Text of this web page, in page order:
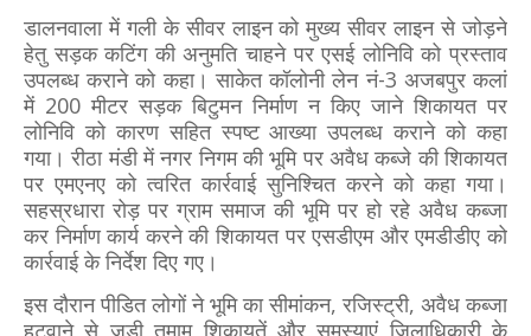
डालनवाला में गली के सीवर लाइन को मुख्य सीवर लाइन से जोड़ने
हेतु सड़क कटिंग की अनुमति चाहने पर एसई लोनिवि को प्रस्ताव
उपलब्ध कराने को कहा। साकेत कॉलोनी लेन नं-3 अजबपुर कलां
में 200 मीटर सड़क बिटुमन निर्माण न किए जाने शिकायत पर
लोनिवि को कारण सहित स्पष्ट आख्या उपलब्ध कराने को कहा
गया। रीठा मंडी में नगर निगम की भूमि पर अवैध कब्जे की शिकायत
पर एमएनए को त्वरित कार्रवाई सुनिश्चित करने को कहा गया।
सहस्रधारा रोड़ पर ग्राम समाज की भूमि पर हो रहे अवैध कब्जा
कर निर्माण कार्य करने की शिकायत पर एसडीएम और एमडीडीए को
कार्रवाई के निर्देश दिए गए।
इस दौरान पीडित लोगों ने भूमि का सीमांकन, रजिस्ट्री, अवैध कब्जा
हटवाने से जुड़ी तमाम शिकायतें और समस्याएं जिलाधिकारी के